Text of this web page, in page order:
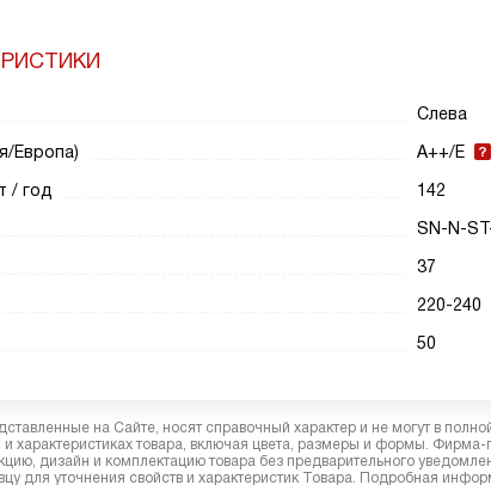
Слева
Европа)
A++/E
/ год
142
SN-N-
37
220-240
50
на Сайте, носят справочный характер и не могут в
характеристиках товара, включая цвета, размеры и формы. Фирма-
дизайн и комплектацию товара без предварительного
для уточнения свойств и характеристик Товара. Подробная